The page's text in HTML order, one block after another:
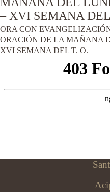
– XVI SEMANA
ORA CON
ORACIÓN DE LA MAÑANA
XVI SEMANA DEL T. O.